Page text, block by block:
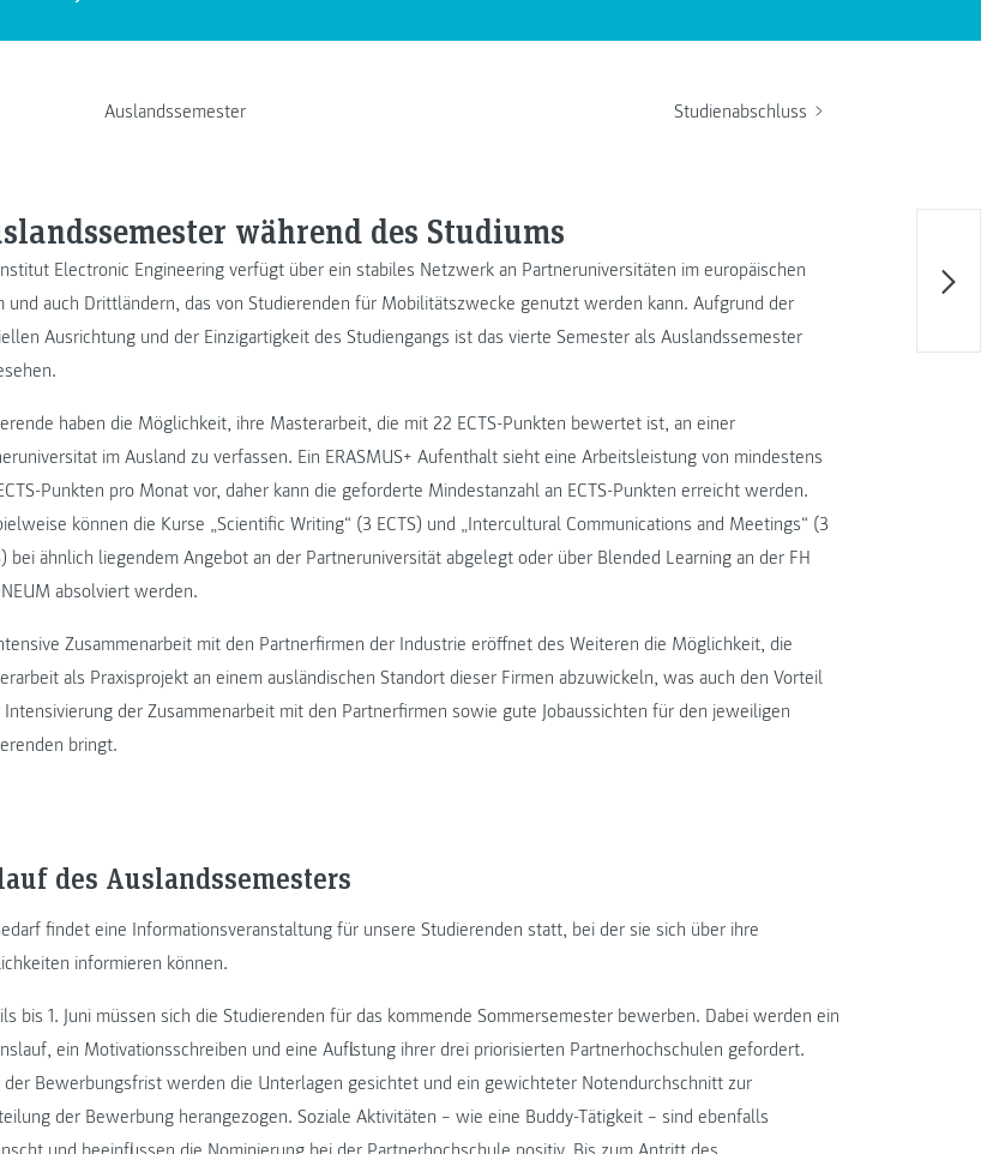
Auslandssemester Studienabschluss
während des Studiums
Electronic Engineering verfügt über ein stabiles Netzwerk an Partneruniversitäten im europäischen
und auch Drittländern, das von Studierenden für Mobilitätszwecke genutzt werden kann. Aufgrund der
Ausrichtung und der Einzigartigkeit des Studiengangs ist das vierte Semester als Auslandssemester
haben die Möglichkeit, ihre Masterarbeit, die mit 22 ECTS-Punkten bewertet ist, an einer
im Ausland zu verfassen. Ein ERASMUS+ Aufenthalt sieht eine Arbeitsleistung von mindestens
Punkten pro Monat vor, daher kann die geforderte Mindestanzahl an ECTS-Punkten erreicht werden.
können die Kurse „Scientific Writing“ (3 ECTS) und „Intercultural Communications and Meetings“ (3
bei ähnlich liegendem Angebot an der Partneruniversität abgelegt oder über Blended Learning an der FH
absolviert werden.
Zusammenarbeit mit den Partnerfirmen der Industrie eröffnet des Weiteren die Möglichkeit, die
als Praxisprojekt an einem ausländischen Standort dieser Firmen abzuwickeln, was auch den Vorteil
Intensivierung der Zusammenarbeit mit den Partnerfirmen sowie gute Jobaussichten für den jeweiligen
bringt.
des Auslandssemesters
findet eine Informationsveranstaltung für unsere Studierenden statt, bei der sie sich über ihre
informieren können.
bis 1. Juni müssen sich die Studierenden für das kommende Sommersemester bewerben. Dabei werden ein
ein Motivationsschreiben und eine Auflistung ihrer drei priorisierten Partnerhochschulen gefordert.
der Bewerbungsfrist werden die Unterlagen gesichtet und ein gewichteter Notendurchschnitt zur
der Bewerbung herangezogen. Soziale Aktivitäten – wie eine Buddy-Tätigkeit – sind ebenfalls